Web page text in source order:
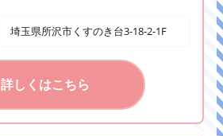
埼玉県所沢市くすのき台3-18-2-1F
詳しくはこちら